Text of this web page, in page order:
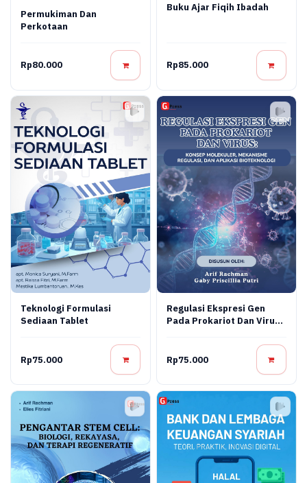
Permukiman Dan
Perkotaan
Rp80.000
Buku Ajar Fiqih Ibadah
Rp85.000
Teknologi Formulasi
Sediaan Tablet
Rp75.000
Regulasi Ekspresi Gen
Pada Prokariot Dan Virus:
Mekanisme Regulasi, Dan
Aplikasi Bioteknologi
Rp75.000